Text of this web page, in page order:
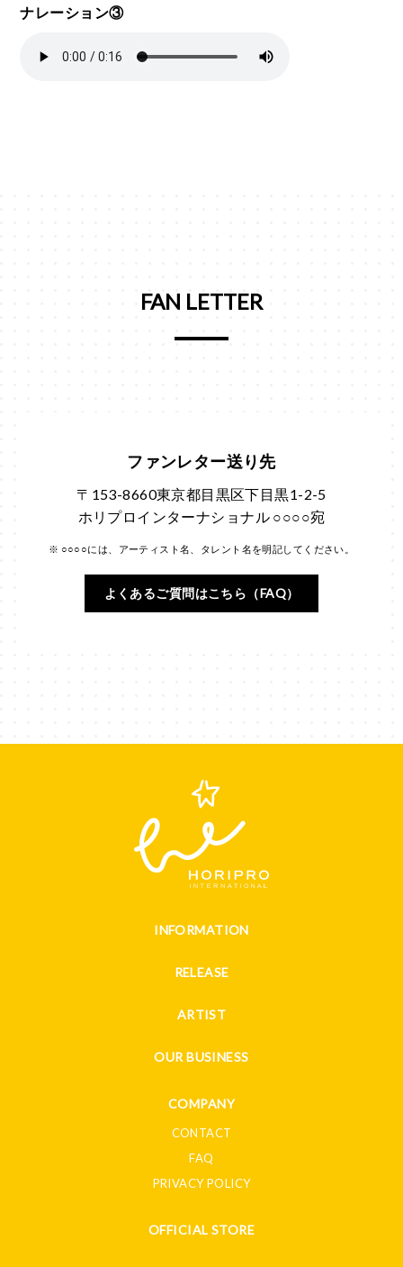
ナレーション③
FAN LETTER
ファンレター送り先
〒153-8660東京都目黒区下目黒1-2-5
ホリプロインターナショナル ○○○○宛
※ ○○○○には、アーティスト名、タレント名を明記してください。
よくあるご質問はこちら（FAQ）
INFORMATION
RELEASE
ARTIST
OUR BUSINESS
COMPANY
CONTACT
FAQ
PRIVACY POLICY
OFFICIAL STORE